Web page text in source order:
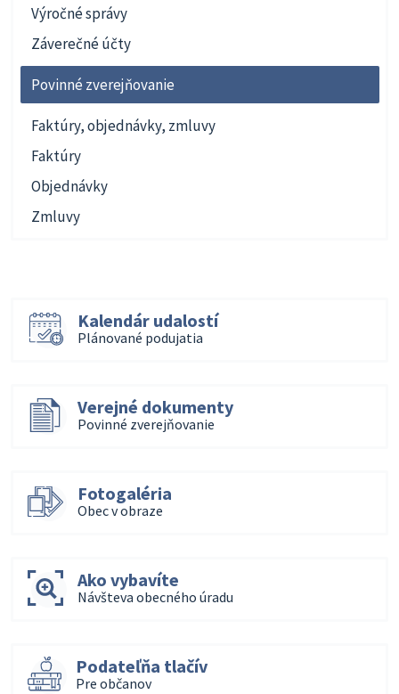
Výročné správy
Záverečné účty
Povinné zverejňovanie
Faktúry, objednávky, zmluvy
Faktúry
Objednávky
Zmluvy
Kalendár udalostí
Plánované podujatia
Verejné dokumenty
Povinné zverejňovanie
Fotogaléria
Obec v obraze
Ako vybavíte
Návšteva obecného úradu
Podateľňa tlačív
Pre občanov